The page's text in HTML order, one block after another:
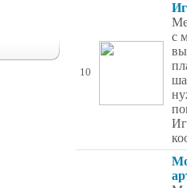
10
с